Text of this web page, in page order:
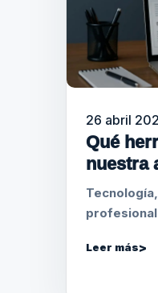
26 abril
Qué
nuestra
Leer más